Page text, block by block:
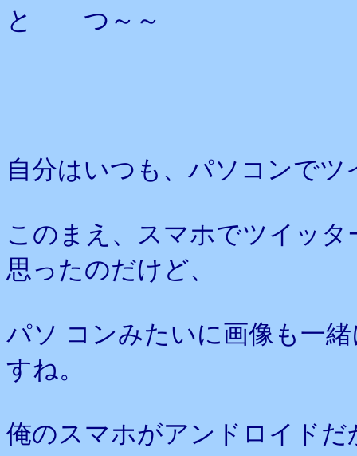
と つ～～
自分はいつも、パソコンで
このまえ、スマホでツイッ
思ったのだけど、
パソ コンみたいに画像も一
すね。
俺のスマホがアンドロイドだ